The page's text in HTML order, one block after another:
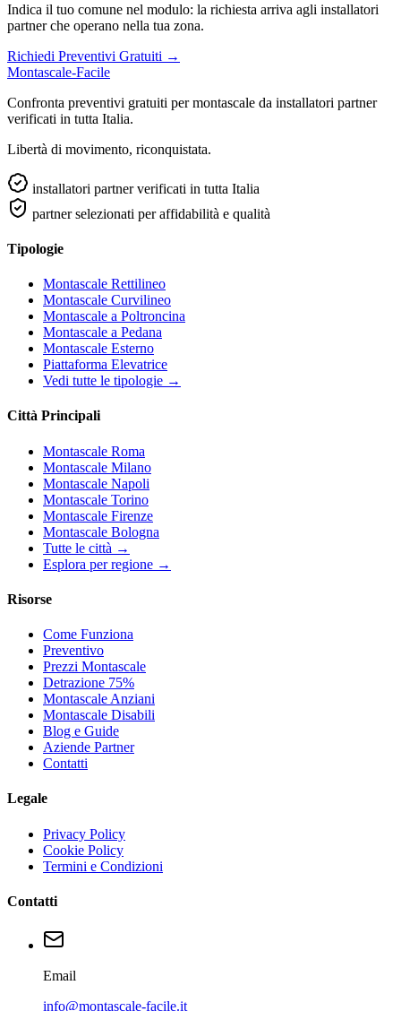
Indica il tuo comune nel modulo: la richiesta arriva agli installatori
partner che operano nella tua zona.
Richiedi Preventivi Gratuiti →
Montascale-Facile
Confronta preventivi gratuiti per montascale da installatori partner
verificati in tutta Italia.
Libertà di movimento, riconquistata.
installatori partner verificati in tutta Italia
partner selezionati per affidabilità e qualità
Tipologie
Montascale Rettilineo
Montascale Curvilineo
Montascale a Poltroncina
Montascale a Pedana
Montascale Esterno
Piattaforma Elevatrice
Vedi tutte le tipologie →
Città Principali
Montascale Roma
Montascale Milano
Montascale Napoli
Montascale Torino
Montascale Firenze
Montascale Bologna
Tutte le città →
Esplora per regione →
Risorse
Come Funziona
Preventivo
Prezzi Montascale
Detrazione 75%
Montascale Anziani
Montascale Disabili
Blog e Guide
Aziende Partner
Contatti
Legale
Privacy Policy
Cookie Policy
Termini e Condizioni
Contatti
Email
info@montascale-facile.it